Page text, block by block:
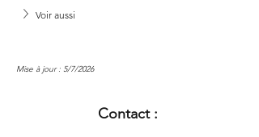
Voir aussi
Mise à jour : 5/7/2026
Contact :